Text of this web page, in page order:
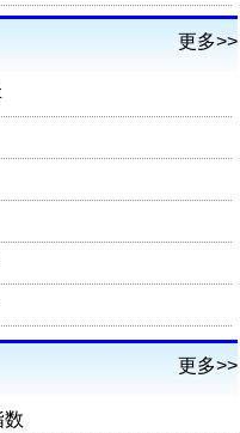
更多>>
更多>>
数